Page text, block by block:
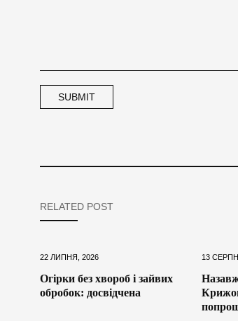
RELATED POST
22 ЛИПНЯ, 2026
Огірки без хвороб і зайвих
обробок: досвідчена
13